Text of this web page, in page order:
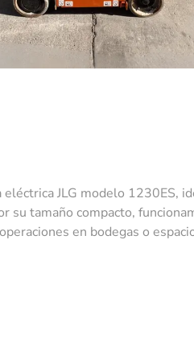
JLG modelo 1230ES,
su tamaño compacto,
en bodegas o